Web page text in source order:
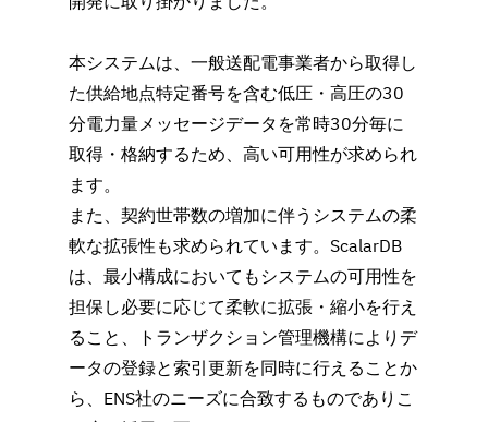
本システムは、一般送配電事業者から取得し
た供給地点特定番号を含む低圧・高圧の30
分電力量メッセージデータを常時30分毎に
取得・格納するため、高い可用性が求められ
ます。
また、契約世帯数の増加に伴うシステムの柔
軟な拡張性も求められています。ScalarDB
は、最小構成においてもシステムの可用性を
担保し必要に応じて柔軟に拡張・縮小を行え
ること、トランザクション管理機構によりデ
ータの登録と索引更新を同時に行えることか
ら、ENS社のニーズに合致するものでありこ